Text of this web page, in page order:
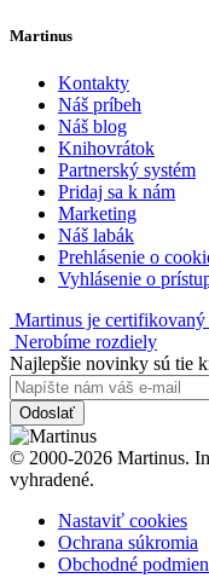
Martinus
Kontakty
Náš príbeh
Náš blog
Knihovrátok
Partnerský systém
Pridaj sa k nám
Marketing
Náš labák
Prehlásenie o
Vyhlásenie o
Martinus je
Nerobíme rozdiely
Najlepšie novinky sú tie
Odoslať
© 2000-2026 Martinus.
vyhradené.
Nastaviť cookies
Ochrana súkromia
Obchodné